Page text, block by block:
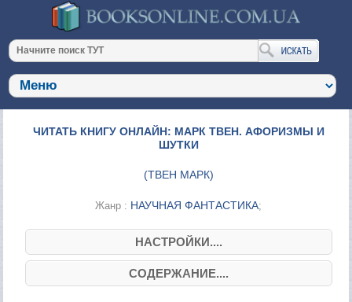
ЧИТАТЬ КНИГУ ОНЛАЙН: МАРК ТВЕН. АФОРИЗМЫ И
ШУТКИ
(ТВЕН МАРК)
Жанр : НАУЧНАЯ ФАНТАСТИКА;
НАСТРОЙКИ....
СОДЕРЖАНИЕ....